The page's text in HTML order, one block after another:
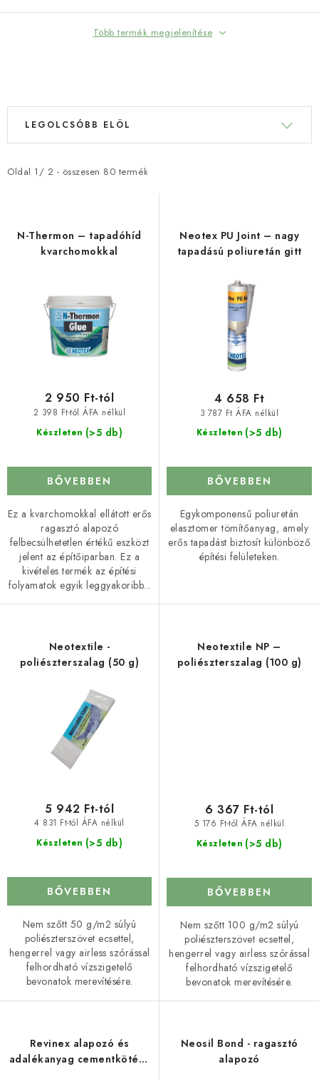
Több termék megjelenítése
T
m
Oldal 1 / 2 - összesen 80 termék
T
m
LEGOLCSÓBB ELÖL
N-Thermon – tapadóhíd
kvarchomokkal
Készleten (>5 db)
2 398 Ft-tól ÁFA nélkül
2 950 Ft-tól
BŐVEBBEN
Ez a kvarchomokkal ellátott erős
ragasztó alapozó
felbecsülhetetlen értékű eszközt
jelent az építőiparban. Ez a
kivételes termék az építési
folyamatok egyik leggyakoribb...
Neotex PU Joint – nagy
tapadású poliuretán gitt
Készleten (>5 db)
3 787 Ft ÁFA nélkül
4 658 Ft
BŐVEBBEN
Egykomponensű poliuretán
elasztomer tömítőanyag, amely
erős tapadást biztosít különböző
építési felületeken.
Neotextile -
poliészterszalag (50 g)
Készleten (>5 db)
4 831 Ft-tól ÁFA nélkül
5 942 Ft-tól
BŐVEBBEN
Nem szőtt 50 g/m2 súlyú
poliészterszövet ecsettel,
hengerrel vagy airless szórással
felhordható vízszigetelő
bevonatok merevítésére.
Neotextile NP –
poliészterszalag (100 g)
Készleten (>5 db)
5 176 Ft-tól ÁFA nélkül
6 367 Ft-tól
BŐVEBBEN
Nem szőtt 100 g/m2 súlyú
poliészterszövet ecsettel,
hengerrel vagy airless szórással
felhordható vízszigetelő
bevonatok merevítésére.
Revinex alapozó és
adalékanyag cementkötésű
Neosil Bond - ragasztó
alapozó